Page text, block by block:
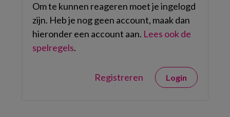
Om te kunnen reageren moet je ingelogd
zijn. Heb je nog geen account, maak dan
hieronder een account aan. Lees ook de
spelregels.
Registreren Login